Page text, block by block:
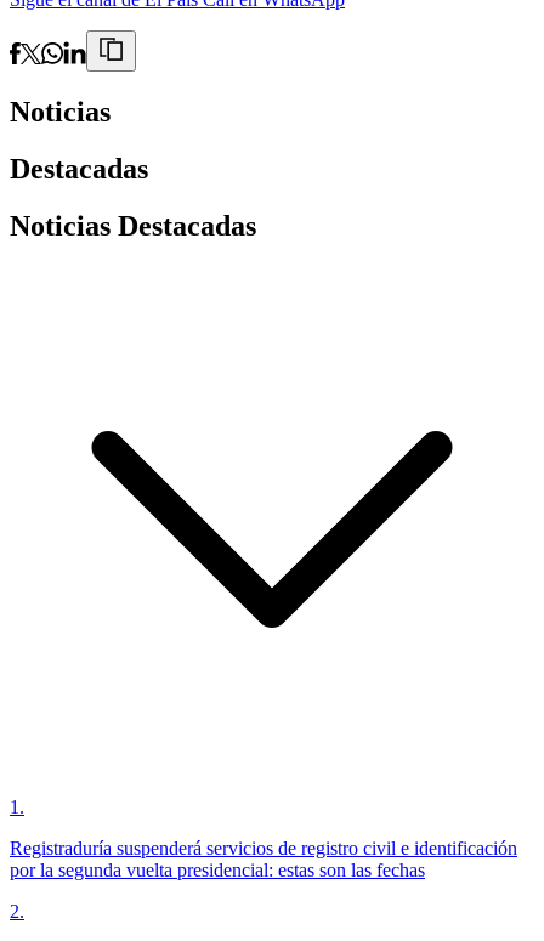
Noticias
Destacadas
Noticias Destacadas
1 .
Registraduría suspenderá servicios de registro civil e identificación
por la segunda vuelta presidencial: estas son las fechas
2.